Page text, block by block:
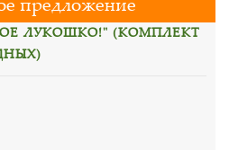
ЛУКОШКО!" (КОМПЛЕКТ